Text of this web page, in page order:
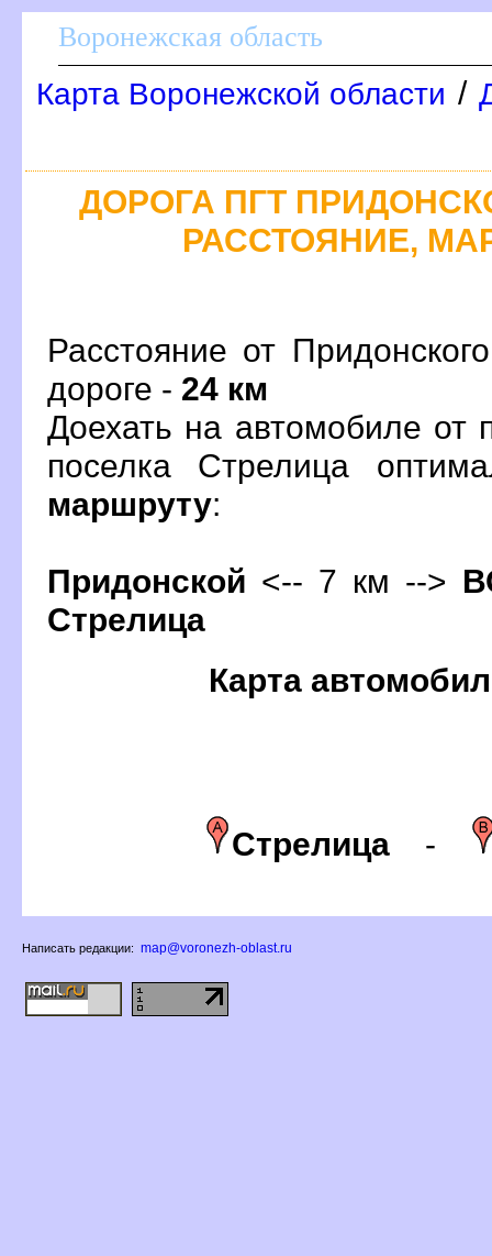
оронежская область
Карта Воронежской области /
ДОРОГА ПГТ
РАССТОЯНИЕ,
Расстояние от
дороге - 24 км
Доехать на автомобиле от
поселка Стрелица
маршруту:
Придонской <-- 7 км -->
Стрелица
Карта
Стрелица-
Написать редакции: map@voronezh-oblast.ru